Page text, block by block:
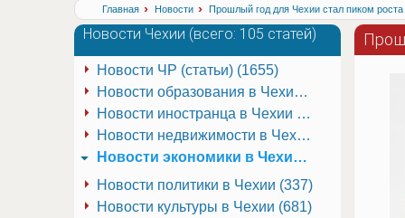
Главная › Новости › Прошлый год для Чехии стал пиком роста
Новости Чехии (всего: 105 статей)
Новости иностранца в Чехии (223)
Новости культуры в Чехии (681)
Новости недвижимости в Чехии (337)
Новости образования в Чехии (251)
Новости политики в Чехии (337)
Новости ЧР (статьи) (1655)
Новости экономики в Чехии (941)